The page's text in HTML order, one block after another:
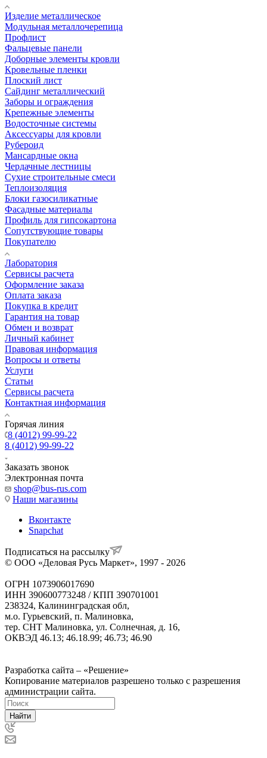
Изделие металлическое
Модульная металлочерепица
Профлист
Фальцевые панели
Доборные элементы кровли
Кровельные пленки
Плоский лист
Сайдинг металлический
Заборы и ограждения
Крепежные элементы
Водосточные системы
Аксессуары для кровли
Рубероид
Мансардные окна
Чердачные лестницы
Сухие строительные смеси
Теплоизоляция
Блоки газосиликатные
Фасадные материалы
Профиль для гипсокартона
Сопутствующие товары
Покупателю
Лаборатория
Сервисы расчета
Оформление заказа
Оплата заказа
Покупка в кредит
Гарантия на товар
Обмен и возврат
Личный кабинет
Правовая информация
Вопросы и ответы
Услуги
Статьи
Сервисы расчета
Контактная информация
Горячая линия
8 (4012) 99-99-22
8 (4012) 99-99-22
Заказать звонок
Электронная почта
shop@bus-rus.com
Наши магазины
Вконтакте
Snapchat
Подписаться на рассылку
© ООО «Деловая Русь Маркет», 1997 - 2026
ОГРН 1073906017690
ИНН 390600773248 / КПП 390701001
238324, Калининградская обл,
м.о. Гурьевский, п. Малиновка,
тер. СНТ Малиновка, ул. Солнечная, д. 16,
ОКВЭД 46.13; 46.18.99; 46.73; 46.90
Разработка сайта – «Решение»
Копирование материалов разрешено только с разрешения
администрации сайта.
Найти